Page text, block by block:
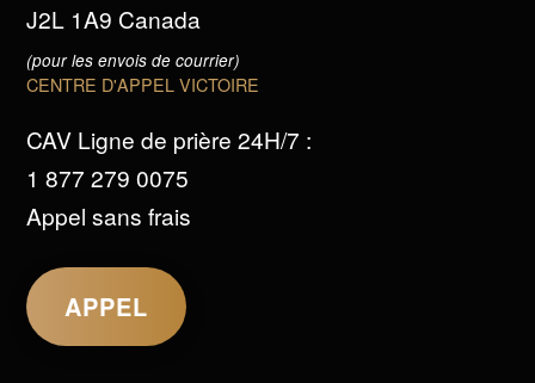
J2L 1A9 Canada
(pour les envois de courrier)
CENTRE D'APPEL VICTOIRE
CAV Ligne de prière 24H/7 :
1 877 279 0075
Appel sans frais
APPEL